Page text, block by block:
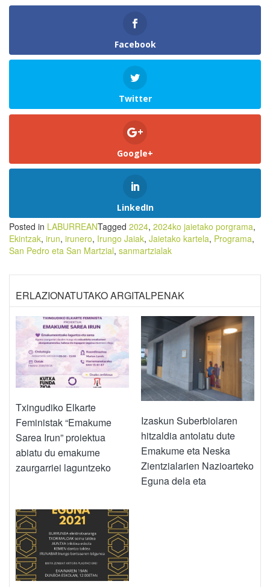
Facebook
Twitter
Google+
LinkedIn
Posted in LABURREANTagged 2024, 2024ko jaietako porgrama,
Ekintzak, irun, irunero, Irungo Jaiak, Jaietako kartela, Programa,
San Pedro eta San Martzial, sanmartzialak
ERLAZIONATUTAKO ARGITALPENAK
Txingudiko Elkarte
Feministak “Emakume
Sarea Irun” proiektua
abiatu du emakume
zaurgarriei laguntzeko
Izaskun Suberbiolaren
hitzaldia antolatu dute
Emakume eta Neska
Zientzialarien Nazioarteko
Eguna dela eta